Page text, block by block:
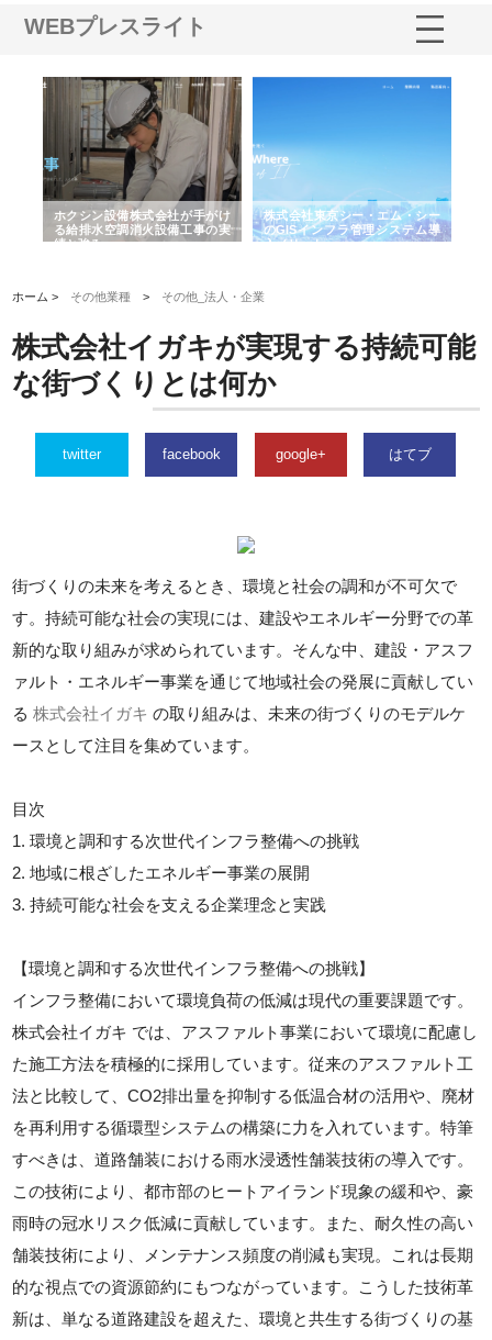
WEBプレスライト
ホクシン設備株式会社が手がけ
る給排水空調消火設備工事の実
績と強み
株式会社東京シー・エム・シー
のGISインフラ管理システム導
入メリット
ホーム > その他業種 > その他_法人・企業
株式会社イガキが実現する持続可能
な街づくりとは何か
twitter facebook google+ はてブ
街づくりの未来を考えるとき、環境と社会の調和が不可欠で
す。持続可能な社会の実現には、建設やエネルギー分野での革
新的な取り組みが求められています。そんな中、建設・アスフ
ァルト・エネルギー事業を通じて地域社会の発展に貢献してい
る株式会社イガキ の取り組みは、未来の街づくりのモデルケ
ースとして注目を集めています。
目次
1. 環境と調和する次世代インフラ整備への挑戦
2. 地域に根ざしたエネルギー事業の展開
3. 持続可能な社会を支える企業理念と実践
【環境と調和する次世代インフラ整備への挑戦】
インフラ整備において環境負荷の低減は現代の重要課題です。
株式会社イガキ では、アスファルト事業において環境に配慮し
た施工方法を積極的に採用しています。従来のアスファルト工
法と比較して、CO2排出量を抑制する低温合材の活用や、廃材
を再利用する循環型システムの構築に力を入れています。特筆
すべきは、道路舗装における雨水浸透性舗装技術の導入です。
この技術により、都市部のヒートアイランド現象の緩和や、豪
雨時の冠水リスク低減に貢献しています。また、耐久性の高い
舗装技術により、メンテナンス頻度の削減も実現。これは長期
的な視点での資源節約にもつながっています。こうした技術革
新は、単なる道路建設を超えた、環境と共生する街づくりの基